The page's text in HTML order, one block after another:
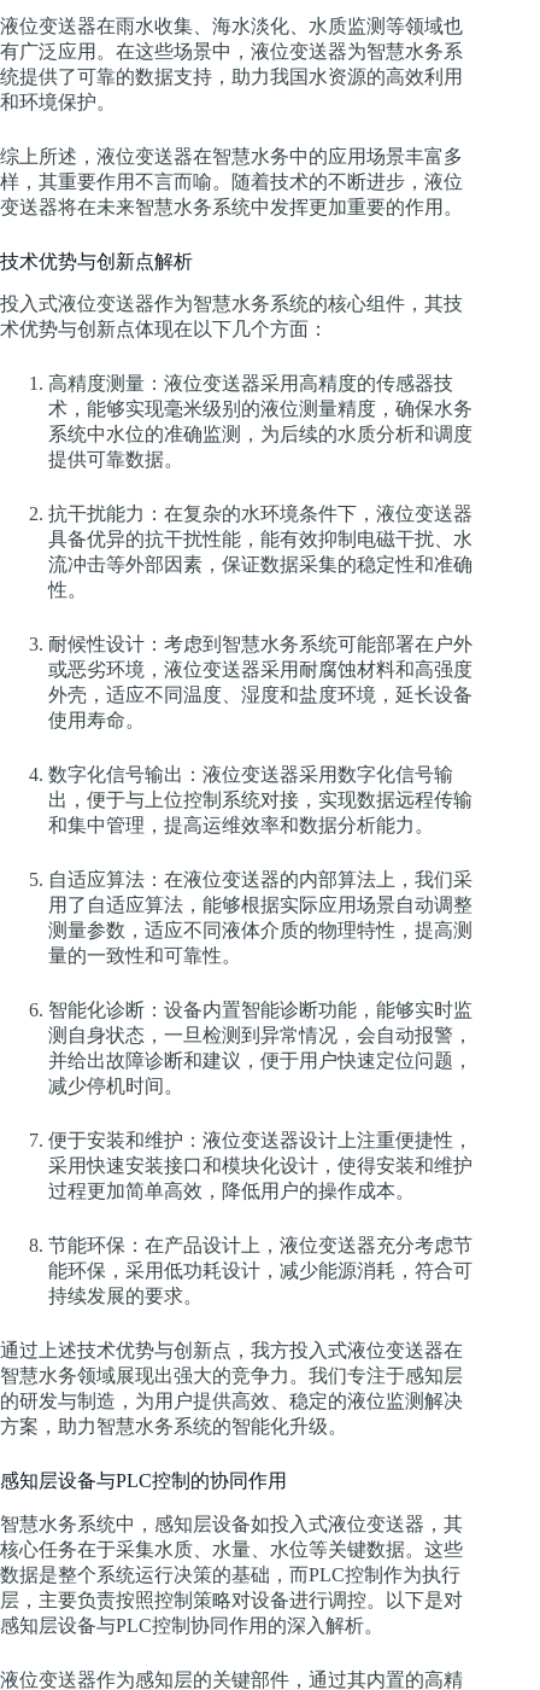
液位变送器在雨水收集、海水淡化、水质监测等领域也
有广泛应用。在这些场景中，液位变送器为智慧水务系
统提供了可靠的数据支持，助力我国水资源的高效利用
和环境保护。
综上所述，液位变送器在智慧水务中的应用场景丰富多
样，其重要作用不言而喻。随着技术的不断进步，液位
变送器将在未来智慧水务系统中发挥更加重要的作用。
技术优势与创新点解析
投入式液位变送器作为智慧水务系统的核心组件，其技
术优势与创新点体现在以下几个方面：
高精度测量：液位变送器采用高精度的传感器技
术，能够实现毫米级别的液位测量精度，确保水务
系统中水位的准确监测，为后续的水质分析和调度
提供可靠数据。
抗干扰能力：在复杂的水环境条件下，液位变送器
具备优异的抗干扰性能，能有效抑制电磁干扰、水
流冲击等外部因素，保证数据采集的稳定性和准确
性。
耐候性设计：考虑到智慧水务系统可能部署在户外
或恶劣环境，液位变送器采用耐腐蚀材料和高强度
外壳，适应不同温度、湿度和盐度环境，延长设备
使用寿命。
数字化信号输出：液位变送器采用数字化信号输
出，便于与上位控制系统对接，实现数据远程传输
和集中管理，提高运维效率和数据分析能力。
自适应算法：在液位变送器的内部算法上，我们采
用了自适应算法，能够根据实际应用场景自动调整
测量参数，适应不同液体介质的物理特性，提高测
量的一致性和可靠性。
智能化诊断：设备内置智能诊断功能，能够实时监
测自身状态，一旦检测到异常情况，会自动报警，
并给出故障诊断和建议，便于用户快速定位问题，
减少停机时间。
便于安装和维护：液位变送器设计上注重便捷性，
采用快速安装接口和模块化设计，使得安装和维护
过程更加简单高效，降低用户的操作成本。
节能环保：在产品设计上，液位变送器充分考虑节
能环保，采用低功耗设计，减少能源消耗，符合可
持续发展的要求。
通过上述技术优势与创新点，我方投入式液位变送器在
智慧水务领域展现出强大的竞争力。我们专注于感知层
的研发与制造，为用户提供高效、稳定的液位监测解决
方案，助力智慧水务系统的智能化升级。
感知层设备与PLC控制的协同作用
智慧水务系统中，感知层设备如投入式液位变送器，其
核心任务在于采集水质、水量、水位等关键数据。这些
数据是整个系统运行决策的基础，而PLC控制作为执行
层，主要负责按照控制策略对设备进行调控。以下是对
感知层设备与PLC控制协同作用的深入解析。
液位变送器作为感知层的关键部件，通过其内置的高精